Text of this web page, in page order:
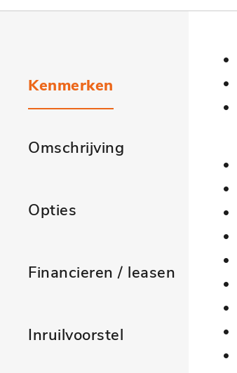
Kenmerken
Omschrijving
Opties
Financieren / leasen
Inruilvoorstel